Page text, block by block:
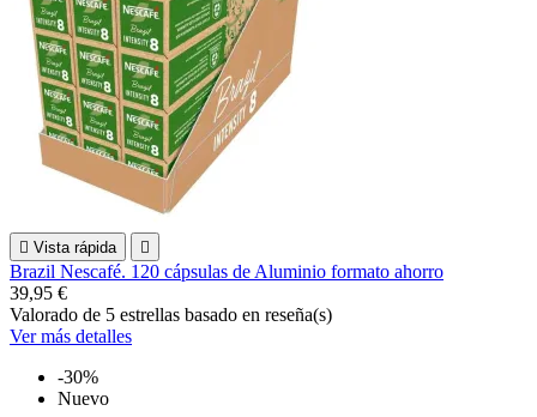
 Vista rápida 
Brazil Nescafé. 120 cápsulas de Aluminio formato ahorro
39,95 €
Valorado de 5 estrellas basado en reseña(s)
Ver más detalles
-30%
Nuevo